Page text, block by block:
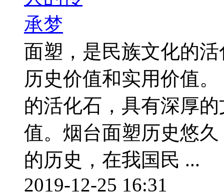
面塑，是民族文化的
历史价值和实用价值
的活化石，具有深厚
值。烟台面塑历史悠
的历史，在我国民 ...
2019-12-25 16:31